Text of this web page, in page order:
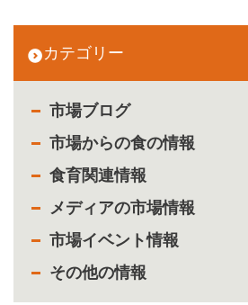
カテゴリー
市場ブログ
市場からの食の情報
食育関連情報
メディアの市場情報
市場イベント情報
その他の情報